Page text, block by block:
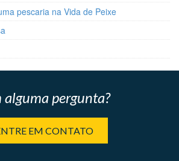
pescaria na Vida de Peixe
alguma pergunta?
EM CONTATO